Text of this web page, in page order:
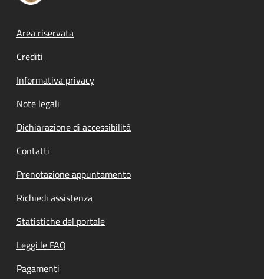
Footer menu
Area riservata
Crediti
Informativa privacy
Note legali
Dichiarazione di accessibilità
Contatti
Prenotazione appuntamento
Richiedi assistenza
Statistiche del portale
Leggi le FAQ
Pagamenti